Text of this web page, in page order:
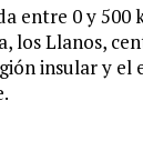
entre 0 y
los Llanos,
insular y el